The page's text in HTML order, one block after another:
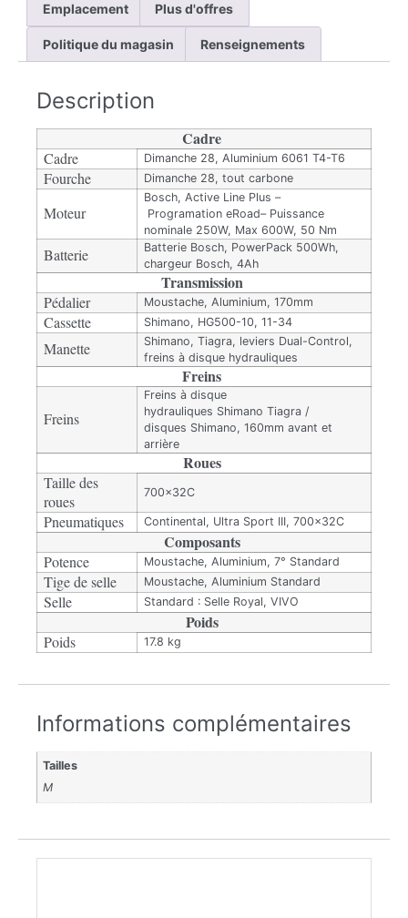
Emplacement Plus d'offres
Politique du magasin Renseignements
Description
Cadre
Cadre Dimanche 28, Aluminium 6061 T4-T6
Fourche Dimanche 28, tout carbone
Moteur
Bosch, Active Line Plus –
Programation eRoad– Puissance
nominale 250W, Max 600W, 50 Nm
Batterie Batterie Bosch, PowerPack 500Wh,
chargeur Bosch, 4Ah
Transmission
Pédalier Moustache, Aluminium, 170mm
Cassette Shimano, HG500-10, 11-34
Manette Shimano, Tiagra, leviers Dual-Control,
freins à disque hydrauliques
Freins
Freins
Freins à disque
hydrauliques Shimano Tiagra /
disques Shimano, 160mm avant et
arrière
Roues
Taille des
roues
700x32C
Pneumatiques Continental, Ultra Sport III, 700x32C
Composants
Potence Moustache, Aluminium, 7° Standard
Tige de selle Moustache, Aluminium Standard
Selle Standard : Selle Royal, VIVO
Poids
Poids 17.8 kg
Informations complémentaires
Tailles
M